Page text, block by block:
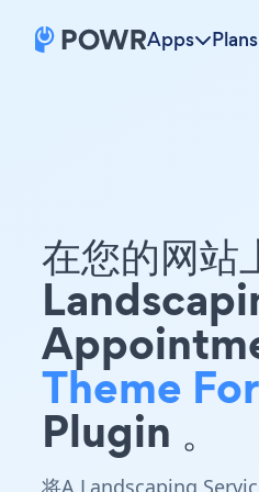
Apps
在您的网站
Theme
Plugin 。
将A Landscaping